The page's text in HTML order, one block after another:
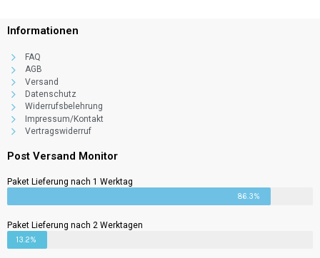
Informationen
FAQ
AGB
Versand
Datenschutz
Widerrufsbelehrung
Impressum/Kontakt
Vertragswiderruf
Post Versand Monitor
Paket Lieferung nach 1 Werktag
86.3%
Paket Lieferung nach 2 Werktagen
13.2%